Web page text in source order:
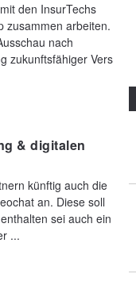
den InsurTechs
zusammen arbeiten.
nach
zukunftsfähiger Vers
& digitalen
künftig auch die
an. Diese soll
sei auch ein
...